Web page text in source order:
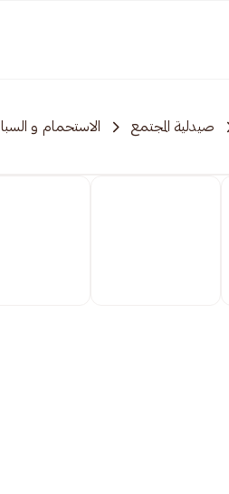
صيدلية المجتمع الاستحمام و السبا